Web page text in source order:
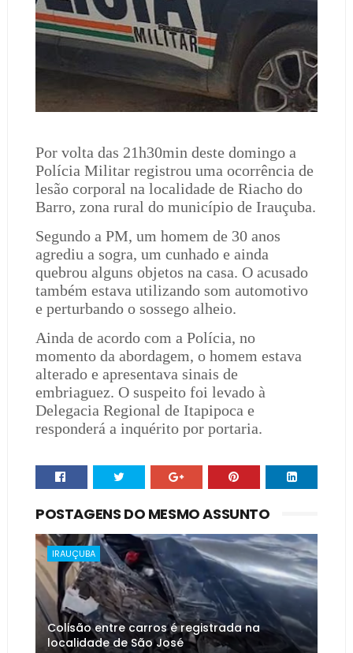
Por volta das 21h30min deste domingo a
Polícia Militar registrou uma ocorrência de
lesão corporal na localidade de Riacho do
Barro, zona rural do município de Irauçuba.
Segundo a PM, um homem de 30 anos
agrediu a sogra, um cunhado e ainda
quebrou alguns objetos na casa. O acusado
também estava utilizando som automotivo
e perturbando o sossego alheio.
Ainda de acordo com a Polícia, no
momento da abordagem, o homem estava
alterado e apresentava sinais de
embriaguez. O suspeito foi levado à
Delegacia Regional de Itapipoca e
responderá a inquérito por portaria.
POSTAGENS DO MESMO ASSUNTO
IRAUÇUBA
Colisão entre carros é registrada na
localidade de São José